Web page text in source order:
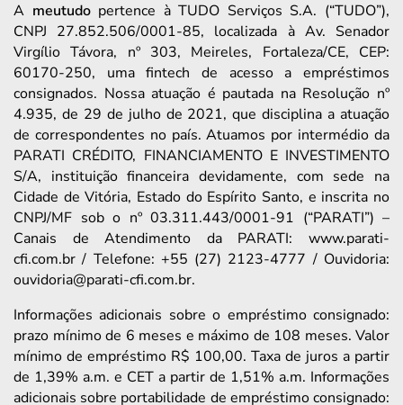
A meutudopertence à TUDO Serviços S.A. (“TUDO”),
CNPJ 27.852.506/0001-85, localizada à Av. Senador
Virgílio Távora, nº 303, Meireles, Fortaleza/CE, CEP:
60170-250, uma fintech de acesso a empréstimos
consignados. Nossa atuação é pautada na Resolução nº
4.935, de 29 de julho de 2021, que disciplina a atuação
de correspondentes no país. Atuamos por intermédio da
PARATI CRÉDITO, FINANCIAMENTO E INVESTIMENTO
S/A, instituição financeira devidamente, com sede na
Cidade de Vitória, Estado do Espírito Santo, e inscrita no
CNPJ/MF sob o nº 03.311.443/0001-91 (“PARATI”) –
Canais de Atendimento da PARATI: www.parati-
cfi.com.br / Telefone: +55 (27) 2123-4777 / Ouvidoria:
ouvidoria@parati-cfi.com.br.
Informações adicionais sobre o empréstimo consignado:
prazo mínimo de 6 meses e máximo de 108 meses. Valor
mínimo de empréstimo R$ 100,00. Taxa de juros a partir
de 1,39% a.m. e CET a partir de 1,51% a.m. Informações
adicionais sobre portabilidade de empréstimo consignado: